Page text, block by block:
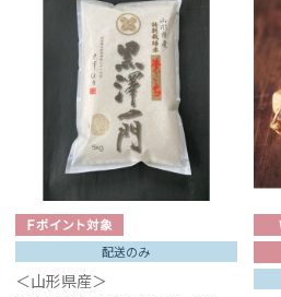
配送のみ
＜山形県産＞